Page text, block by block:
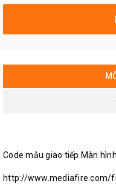
Code mẫu giao tiếp Màn
http://www.mediafire.com/